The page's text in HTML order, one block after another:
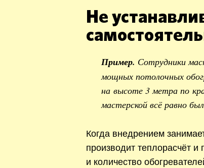
Не
Пример. Сотрудники
мощных потолочных
на высоте 3 метра по
мастерской всё равно
Когда внедрением
производит теплорасчёт
и количество